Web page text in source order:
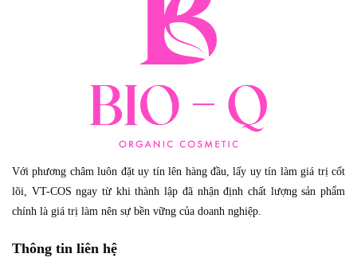
Với phương châm luôn đặt uy tín lên hàng đầu, lấy uy tín làm giá trị cốt
lõi, VT-COS ngay từ khi thành lập đã nhận định chất lượng sản phẩm
chính là giá trị làm nên sự bền vững của doanh nghiệp.
Thông tin liên hệ